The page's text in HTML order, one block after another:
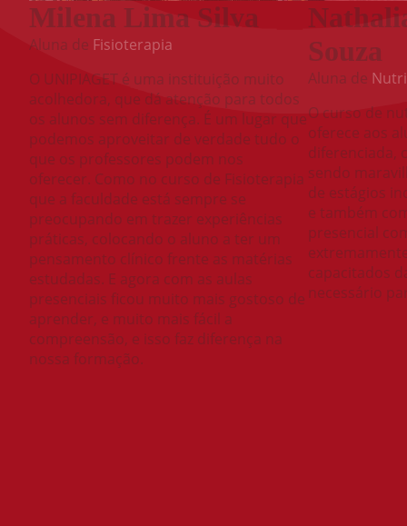
Milena Lima Silva
Aluna de Fisioterapia
O UNIPIAGET é uma instituição muito
acolhedora, que dá atenção para todos
os alunos sem diferença. É um lugar que
podemos aproveitar de verdade tudo o
que os professores podem nos
oferecer. Como no curso de Fisioterapia
que a faculdade está sempre se
preocupando em trazer experiências
práticas, colocando o aluno a ter um
pensamento clínico frente as matérias
estudadas. E agora com as aulas
presenciais ficou muito mais gostoso de
aprender, e muito mais fácil a
compreensão, e isso faz diferença na
nossa formação.
Souza
Aluna de
O curso de
oferece aos
diferenciada,
sendo
de estágios
e também
presencial
capacitados
necessário